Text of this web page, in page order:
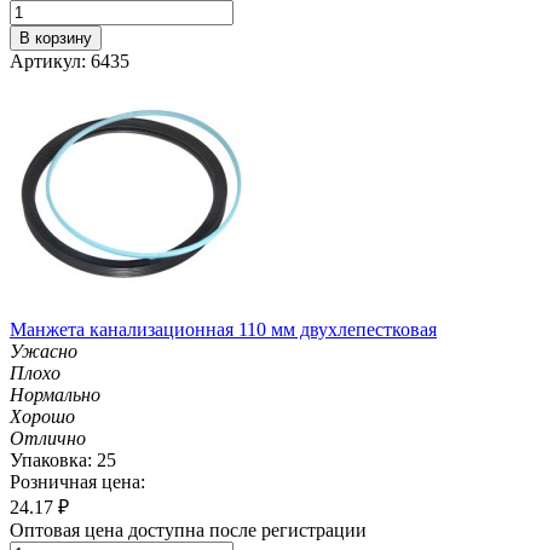
В корзину
Артикул: 6435
Манжета канализационная 110 мм двухлепестковая
Ужасно
Плохо
Нормально
Хорошо
Отлично
Упаковка: 25
Розничная цена:
24.17 ₽
Оптовая цена доступна после регистрации